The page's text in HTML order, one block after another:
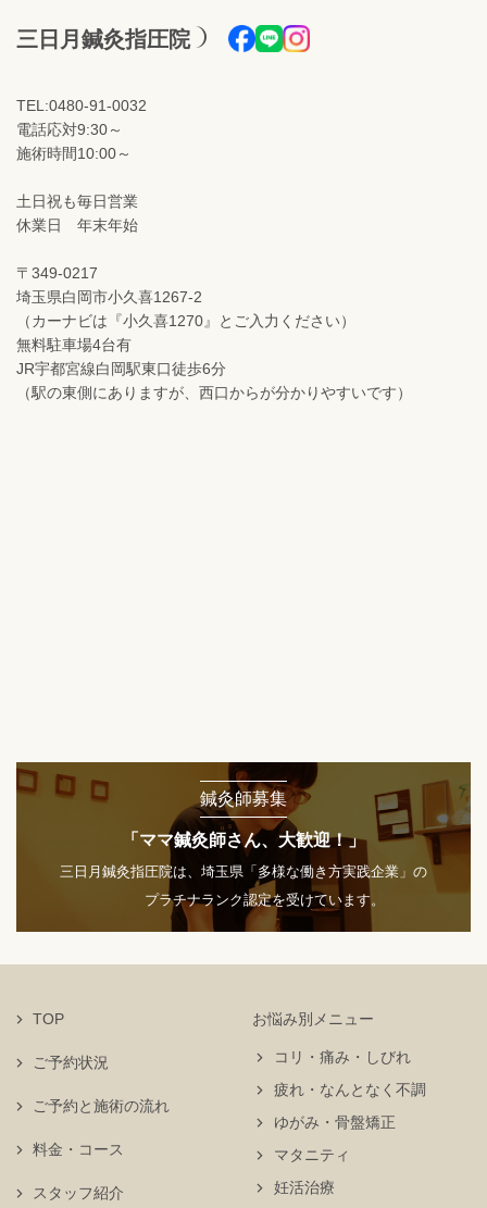
三日月鍼灸指圧院
TEL:0480-91-0032
電話応対9:30～
施術時間10:00～
土日祝も毎日営業
休業日 年末年始
〒349-0217
埼玉県白岡市小久喜1267-2
（カーナビは『小久喜1270』とご入力ください）
無料駐車場4台有
JR宇都宮線白岡駅東口徒歩6分
（駅の東側にありますが、西口からが分かりやすいです）
鍼灸師募集
「ママ鍼灸師さん、大歓迎！」
三日月鍼灸指圧院は、埼玉県「多様な働き方実践企業」の
プラチナランク認定を受けています。
TOP
ご予約状況
お悩み別メニュー
コリ・痛み・しびれ
疲れ・なんとなく不調
ゆがみ・骨盤矯正
マタニティ
妊活治療
ご予約と施術の流れ
料金・コース
スタッフ紹介